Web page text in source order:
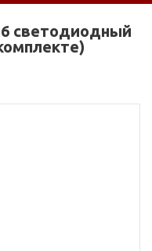
светодиодный